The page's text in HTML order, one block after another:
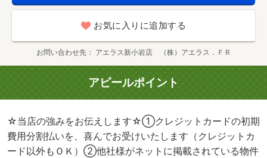
お気に入りに追加する
お問い合わせ先 アエラス新小岩店 （株）アエラス．ＦＲ
アピールポイント
☆当店の強みをお伝えします☆①クレジットカードの初期
費用分割払いを、喜んでお受けいたします（クレジットカ
ード以外もＯＫ）②他社様がネットに掲載されている物件